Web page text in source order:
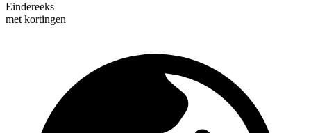
Eindereeks
met kortingen